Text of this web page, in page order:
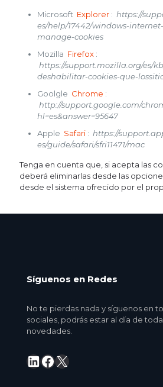
Microsoft Explorer : https://
es/help/17442/windows-
manage-cookies
Mozilla Firefox :
https://support.mozilla.org/es/
deshabilitar-cookies-que-
Goolgle Chrome :
http://support.google.com/
hl=es&answer=95647
Apple Safari : https://
es/guide/safari/sfri11471/mac
Tenga en cuenta que, si acepta las
deberá eliminarlas desde las
desde el sistema ofrecido por el
Síguenos en Redes
No te pierdas nada y síguenos en
sociales, podrás estar al día de
novedades.
LinkedIn
Facebook
X